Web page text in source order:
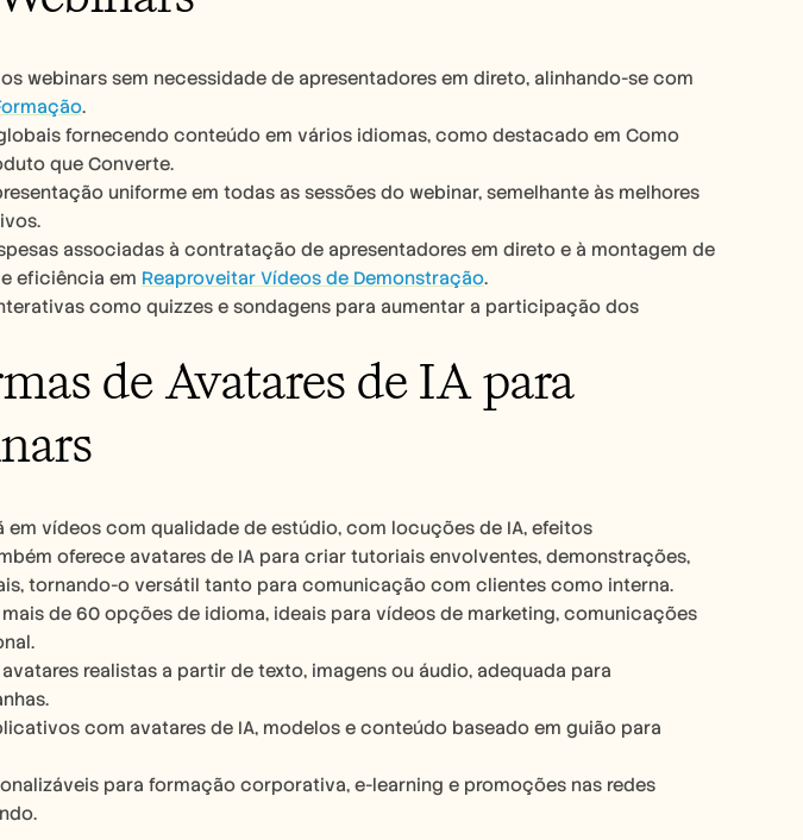
webinars sem necessidade de apresentadores em direto, alinhando-se com
.
fornecendo conteúdo em vários idiomas, como destacado em Como
que Converte.
uniforme em todas as sessões do webinar, semelhante às melhores
associadas à contratação de apresentadores em direto e à montagem de
eficiência em Reaproveitar Vídeos de Demonstração.
como quizzes e sondagens para aumentar a participação dos
de Avatares de IA para
vídeos com qualidade de estúdio, com locuções de IA, efeitos
oferece avatares de IA para criar tutoriais envolventes, demonstrações,
tornando-o versátil tanto para comunicação com clientes como interna.
de 60 opções de idioma, ideais para vídeos de marketing, comunicações
realistas a partir de texto, imagens ou áudio, adequada para
com avatares de IA, modelos e conteúdo baseado em guião para
para formação corporativa, e-learning e promoções nas redes